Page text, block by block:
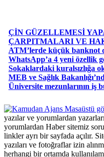
ÇİN GÜZELLEMESİ
ÇARPITMALARI VE
ATM’lerde küçük banknot
WhatsApp’a 4 yeni özellik
Sokaklardaki kuralsızlığa
MEB ve Sağlık
Üniversite mezunlarının iş
Masaüstü
yazılar ve yorumlardan
yorumlardan Haber sitemiz
linkler ayrı bir sayfada açılır.
yazıları ve fotoğraflar izin
herhangi bir ortamda